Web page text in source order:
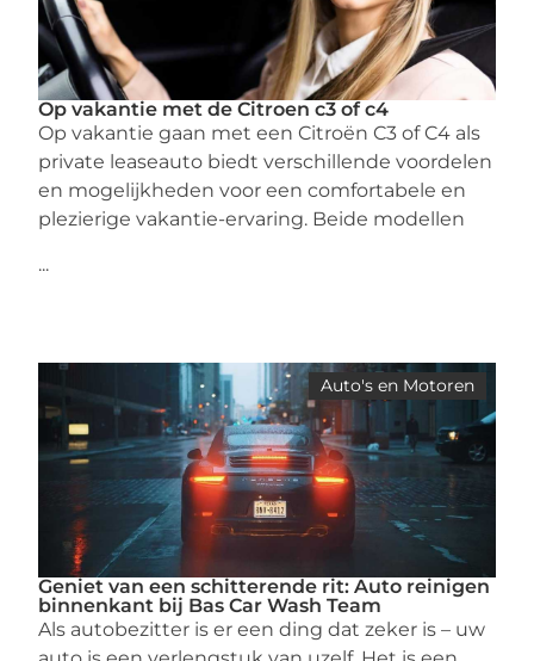
Op vakantie met de Citroen c3 of c4
Op vakantie gaan met een Citroën C3 of C4 als
private leaseauto biedt verschillende voordelen
en mogelijkheden voor een comfortabele en
plezierige vakantie-ervaring. Beide modellen
...
Auto's en Motoren
Geniet van een schitterende rit: Auto reinigen
binnenkant bij Bas Car Wash Team
Als autobezitter is er een ding dat zeker is – uw